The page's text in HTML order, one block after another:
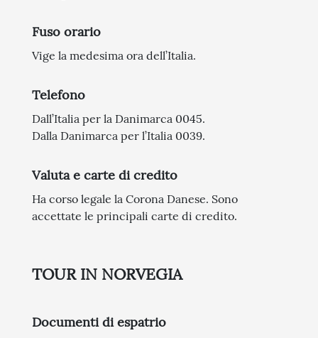
Fuso orario
Vige la medesima ora dell’Italia.
Telefono
Dall’Italia per la Danimarca 0045.
Dalla Danimarca per l’Italia 0039.
Valuta e carte di credito
Ha corso legale la Corona Danese. Sono
accettate le principali carte di credito.
TOUR IN NORVEGIA
Documenti di espatrio